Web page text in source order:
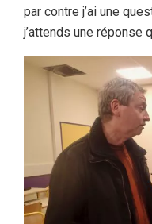
par contre j’ai une
j’attends une réponse